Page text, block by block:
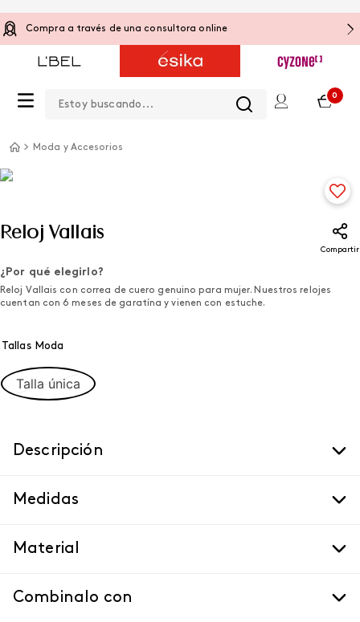
Estás en la tienda online de: Shirley Susi
0
Moda y Accesorios
Reloj Vallais
Compartir
¿Por qué elegirlo?
Reloj Vallais con correa de cuero genuino para mujer. Nuestros relojes
cuentan con 6 meses de garatína y vienen con estuche.
Tallas Moda
Talla única
Descripción
Medidas
Material
Combinalo con